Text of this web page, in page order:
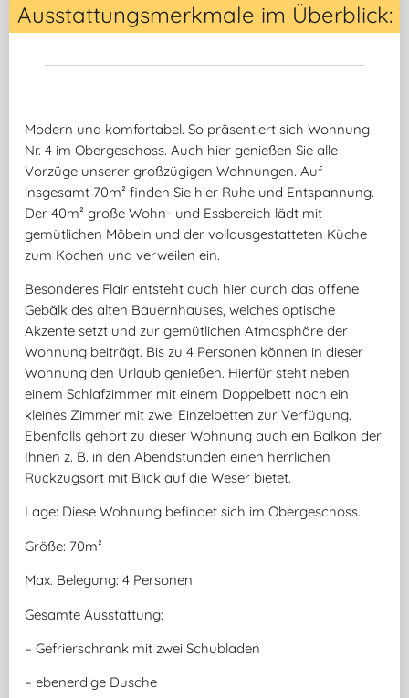
Ausstattungsmerkmale im Überblick:
Modern und komfortabel. So präsentiert sich Wohnung
Nr. 4 im Obergeschoss. Auch hier genießen Sie alle
Vorzüge unserer großzügigen Wohnungen. Auf
insgesamt 70m² finden Sie hier Ruhe und Entspannung.
Der 40m² große Wohn- und Essbereich lädt mit
gemütlichen Möbeln und der vollausgestatteten Küche
zum Kochen und verweilen ein.
Besonderes Flair entsteht auch hier durch das offene
Gebälk des alten Bauernhauses, welches optische
Akzente setzt und zur gemütlichen Atmosphäre der
Wohnung beiträgt. Bis zu 4 Personen können in dieser
Wohnung den Urlaub genießen. Hierfür steht neben
einem Schlafzimmer mit einem Doppelbett noch ein
kleines Zimmer mit zwei Einzelbetten zur Verfügung.
Ebenfalls gehört zu dieser Wohnung auch ein Balkon der
Ihnen z. B. in den Abendstunden einen herrlichen
Rückzugsort mit Blick auf die Weser bietet.
Lage: Diese Wohnung befindet sich im Obergeschoss.
Größe: 70m²
Max. Belegung: 4 Personen
Gesamte Ausstattung:
– Gefrierschrank mit zwei Schubladen
– ebenerdige Dusche